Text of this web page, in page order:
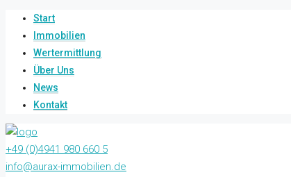
Start
Immobilien
Wertermittlung
Über Uns
News
Kontakt
+49 (0)4941 980 660 5
info@aurax-immobilien.de